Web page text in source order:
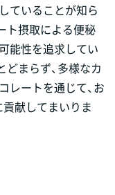
ていることが知ら
ト摂取による便秘
能性を追求してい
どまらず、多様なカ
レートを通じて、お
献してまいりま